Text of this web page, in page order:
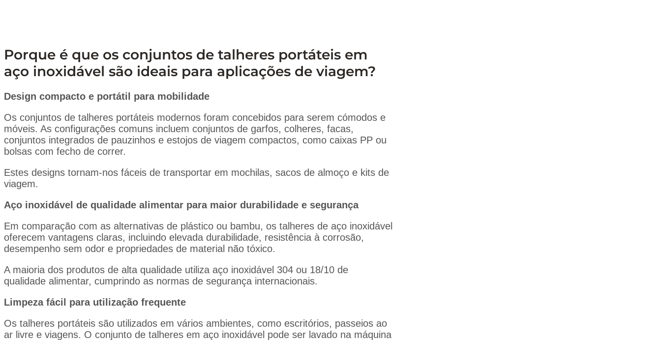
Porque é que os conjuntos de talheres portáteis em
aço inoxidável são ideais para aplicações de viagem?
Design compacto e portátil para mobilidade
Os conjuntos de talheres portáteis modernos foram concebidos para serem cómodos e
móveis. As configurações comuns incluem conjuntos de garfos, colheres, facas,
conjuntos integrados de pauzinhos e estojos de viagem compactos, como caixas PP ou
bolsas com fecho de correr.
Estes designs tornam-nos fáceis de transportar em mochilas, sacos de almoço e kits de
viagem.
Aço inoxidável de qualidade alimentar para maior durabilidade e segurança
Em comparação com as alternativas de plástico ou bambu, os talheres de aço inoxidável
oferecem vantagens claras, incluindo elevada durabilidade, resistência à corrosão,
desempenho sem odor e propriedades de material não tóxico.
A maioria dos produtos de alta qualidade utiliza aço inoxidável 304 ou 18/10 de
qualidade alimentar, cumprindo as normas de segurança internacionais.
Limpeza fácil para utilização frequente
Os talheres portáteis são utilizados em vários ambientes, como escritórios, passeios ao
ar livre e viagens. O conjunto de talheres em aço inoxidável pode ser lavado na máquina